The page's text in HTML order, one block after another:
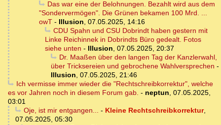
Das war eine der Belohnungen. Bezahlt wird aus dem
"Sondervermögen". Die Grünen bekamen 100 Mrd. ...
owT - Illusion, 07.05.2025, 14:16
CDU Spahn und CSU Dobrindt haben gestern mit
Linke Reichinnek in Dobrindts Büro gedealt. Fotos
siehe unten - Illusion, 07.05.2025, 20:37
Dr. Maaßen über den langen Tag der Kanzlerwahl,
über Tricksereien und gebrochene Wahlversprechen -
Illusion, 07.05.2025, 21:46
Ich vermisse immer wieder die "Rechtschreibkorrektur", welche
es vor Jahren noch in diesem Forum gab. - neptun, 07.05.2025,
03:01
Oje, ist mir entgangen... - Kleine Rechtschreibkorrektur,
07.05.2025, 05:30